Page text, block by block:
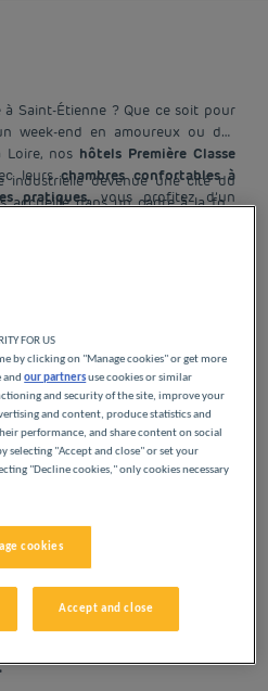
à Saint-Étienne ? Que ce soit pour
week-end en amoureux ou des
Loire, nos hôtels Première Classe
leurschambres confortables à
pratiques, vous profitez d’un
sans compromis sur votre
industrielle devenue une cité du
accueille dans un cadre à la fois
de nos établissements, vous
centre-ville, la gare, l'aéroport ou
pour tous les types de
À SAINT-
PRIX
nos hôtels Première Classe
arrivée, vous découvrirez
: des hôtels
confortables. Des espaces
FOR US
by clicking on "Manage cookies" or get more
andour partnersuse cookies or similar
and security of the site, improve your
and content, produce statistics and
performance, and share content on social
selecting "Accept and close" or set your
"Decline cookies," only cookies necessary
cookies
Accept and close